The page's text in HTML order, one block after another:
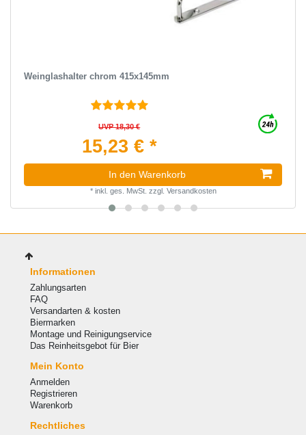
Weinglashalter chrom 415x145mm
UVP 18,30 €
15,23 € *
In den Warenkorb
* inkl. ges. MwSt. zzgl. Versandkosten
Informationen
Zahlungsarten
FAQ
Versandarten & kosten
Biermarken
Montage und Reinigungservice
Das Reinheitsgebot für Bier
Mein Konto
Anmelden
Registrieren
Warenkorb
Rechtliches